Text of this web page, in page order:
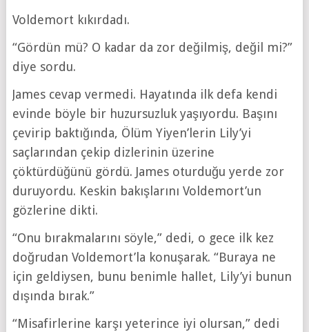
Voldemort kıkırdadı.
“Gördün mü? O kadar da zor değilmiş, değil mi?”
diye sordu.
James cevap vermedi. Hayatında ilk defa kendi
evinde böyle bir huzursuzluk yaşıyordu. Başını
çevirip baktığında, Ölüm Yiyen’lerin Lily’yi
saçlarından çekip dizlerinin üzerine
çöktürdüğünü gördü. James oturduğu yerde zor
duruyordu. Keskin bakışlarını Voldemort’un
gözlerine dikti.
“Onu bırakmalarını söyle,” dedi, o gece ilk kez
doğrudan Voldemort’la konuşarak. “Buraya ne
için geldiysen, bunu benimle hallet, Lily’yi bunun
dışında bırak.”
“Misafirlerine karşı yeterince iyi olursan,” dedi